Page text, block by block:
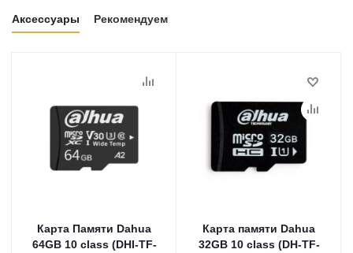
Аксессуары Рекомендуем
Карта Памяти Dahua
64GB 10 class (DHI-TF-
Карта памяти Dahua
32GB 10 class (DH-TF-